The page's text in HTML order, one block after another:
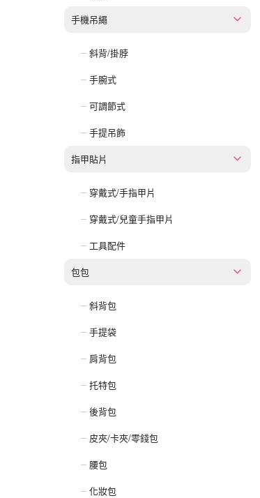
手機吊繩
斜背/掛脖
手腕式
可調節式
手提吊飾
指甲貼片
穿戴式/手指甲片
穿戴式/兒童手指甲片
工具配件
包包
斜背包
手提袋
肩背包
托特包
後背包
皮夾/卡夾/零錢包
腰包
化妝包